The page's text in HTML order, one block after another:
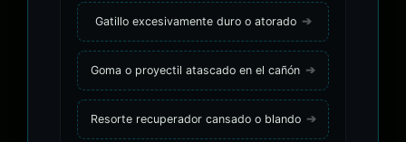
Gatillo excesivamente duro o atorado
Goma o proyectil atascado en el cañón
Resorte recuperador cansado o blando